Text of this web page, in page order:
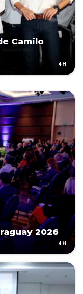
Camilo
4H
2026
4H